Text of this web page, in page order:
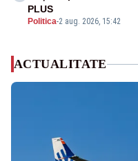
Politica-2 aug. 2026, 15:42
PLUS
ACTUALITATE